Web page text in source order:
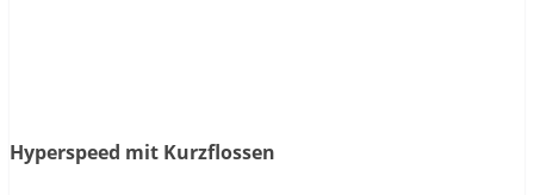
Hyperspeed mit Kurzflossen